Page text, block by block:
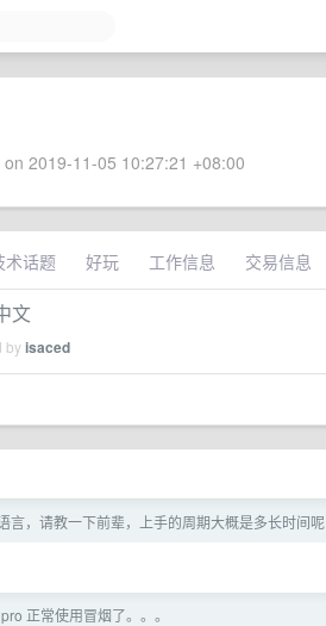
2019-11-05 10:27:21 +08:00
术话题 好玩 工作信息 交易信息
文
byisaced
言，请教一下前辈，上手的周期大概是多长时间呢
正常使用冒烟了。。。